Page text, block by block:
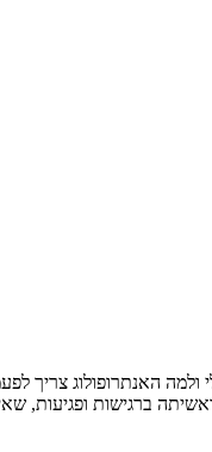
האנתרופולוג צריך
ברגישות ופגיעות,